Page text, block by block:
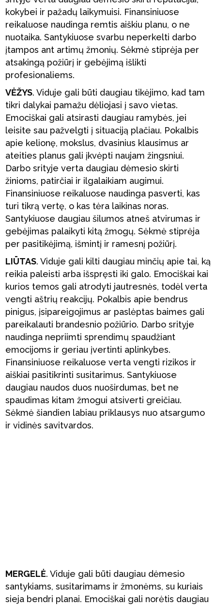
kokybei ir pažadų laikymuisi. Finansiniuose
reikaluose naudinga remtis aiškiu planu, o ne
nuotaika. Santykiuose svarbu neperkelti darbo
įtampos ant artimų žmonių. Sėkmė stiprėja per
atsakingą požiūrį ir gebėjimą išlikti
profesionaliems.
VĖŽYS. Viduje gali būti daugiau tikėjimo, kad tam
tikri dalykai pamažu dėliojasi į savo vietas.
Emociškai gali atsirasti daugiau ramybės, jei
leisite sau pažvelgti į situaciją plačiau. Pokalbis
apie kelionę, mokslus, dvasinius klausimus ar
ateities planus gali įkvėpti naujam žingsniui.
Darbo srityje verta daugiau dėmesio skirti
žinioms, patirčiai ir ilgalaikiam augimui.
Finansiniuose reikaluose naudinga pasverti, kas
turi tikrą vertę, o kas tėra laikinas noras.
Santykiuose daugiau šilumos atneš atvirumas ir
gebėjimas palaikyti kitą žmogų. Sėkmė stiprėja
per pasitikėjimą, išmintį ir ramesnį požiūrį.
LIŪTAS. Viduje gali kilti daugiau minčių apie tai, ką
reikia paleisti arba išspręsti iki galo. Emociškai kai
kurios temos gali atrodyti jautresnės, todėl verta
vengti aštrių reakcijų. Pokalbis apie bendrus
pinigus, įsipareigojimus ar paslėptas baimes gali
pareikalauti brandesnio požiūrio. Darbo srityje
naudinga nepriimti sprendimų spaudžiant
emocijoms ir geriau įvertinti aplinkybes.
Finansiniuose reikaluose verta vengti rizikos ir
aiškiai pasitikrinti susitarimus. Santykiuose
daugiau naudos duos nuoširdumas, bet ne
spaudimas kitam žmogui atsiverti greičiau.
Sėkmė šiandien labiau priklausys nuo atsargumo
ir vidinės savitvardos.
MERGELĖ. Viduje gali būti daugiau dėmesio
santykiams, susitarimams ir žmonėms, su kuriais
sieja bendri planai. Emociškai gali norėtis daugiau